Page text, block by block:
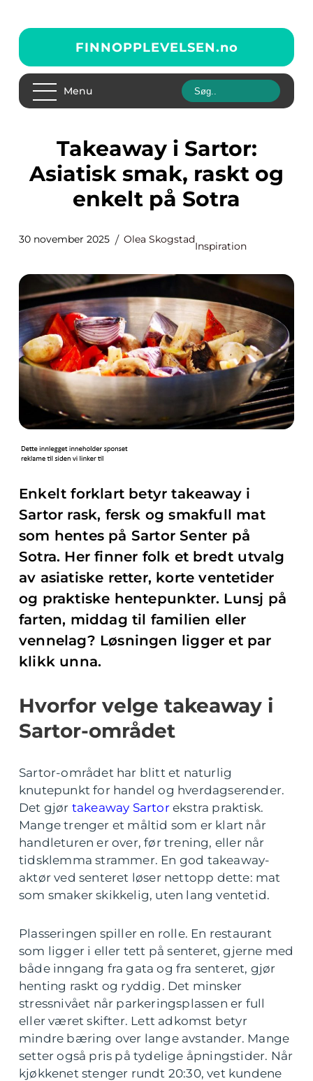
FINNOPPLEVELSEN.no
Menu
Takeaway i Sartor:
Asiatisk smak, raskt og
enkelt på Sotra
30 november 2025 Olea Skogstad
Inspiration
Enkelt forklart betyr takeaway i
Sartor rask, fersk og smakfull mat
som hentes på Sartor Senter på
Sotra. Her finner folk et bredt utvalg
av asiatiske retter, korte ventetider
og praktiske hentepunkter. Lunsj på
farten, middag til familien eller
vennelag? Løsningen ligger et par
klikk unna.
Hvorfor velge takeaway i
Sartor-området
Sartor-området har blitt et naturlig
knutepunkt for handel og hverdagserender.
Det gjør takeaway Sartorekstra praktisk.
Mange trenger et måltid som er klart når
handleturen er over, før trening, eller når
tidsklemma strammer. En god takeaway-
aktør ved senteret løser nettopp dette: mat
som smaker skikkelig, uten lang ventetid.
Plasseringen spiller en rolle. En restaurant
som ligger i eller tett på senteret, gjerne med
både inngang fra gata og fra senteret, gjør
henting raskt og ryddig. Det minsker
stressnivået når parkeringsplassen er full
eller været skifter. Lett adkomst betyr
mindre bæring over lange avstander. Mange
setter også pris på tydelige åpningstider. Når
kjøkkenet stenger rundt 20:30, vet kundene